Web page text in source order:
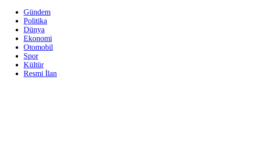
Gündem
Politika
Dünya
Ekonomi
Otomobil
Spor
Kültür
Resmi İlan